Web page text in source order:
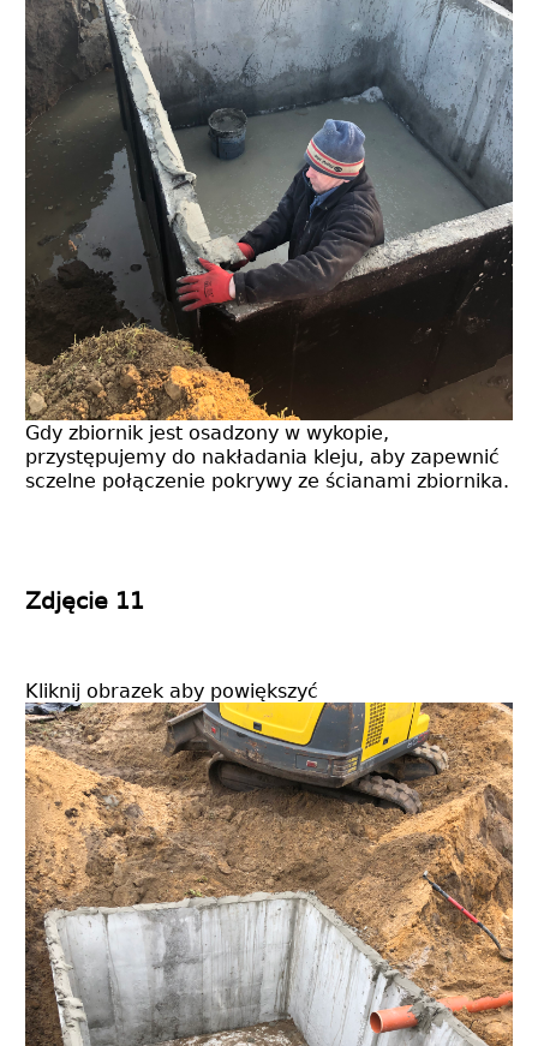
Gdy zbiornik jest osadzony w wykopie,
przystępujemy do nakładania kleju, aby zapewnić
sczelne połączenie pokrywy ze ścianami zbiornika.
Zdjęcie 11
Kliknij obrazek aby powiększyć